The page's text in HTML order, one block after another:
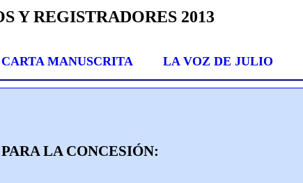
Y REGISTRADORES2013
CARTA MANUSCRITA LA VOZ DE JULIO
PARALA CONCESIÓN: